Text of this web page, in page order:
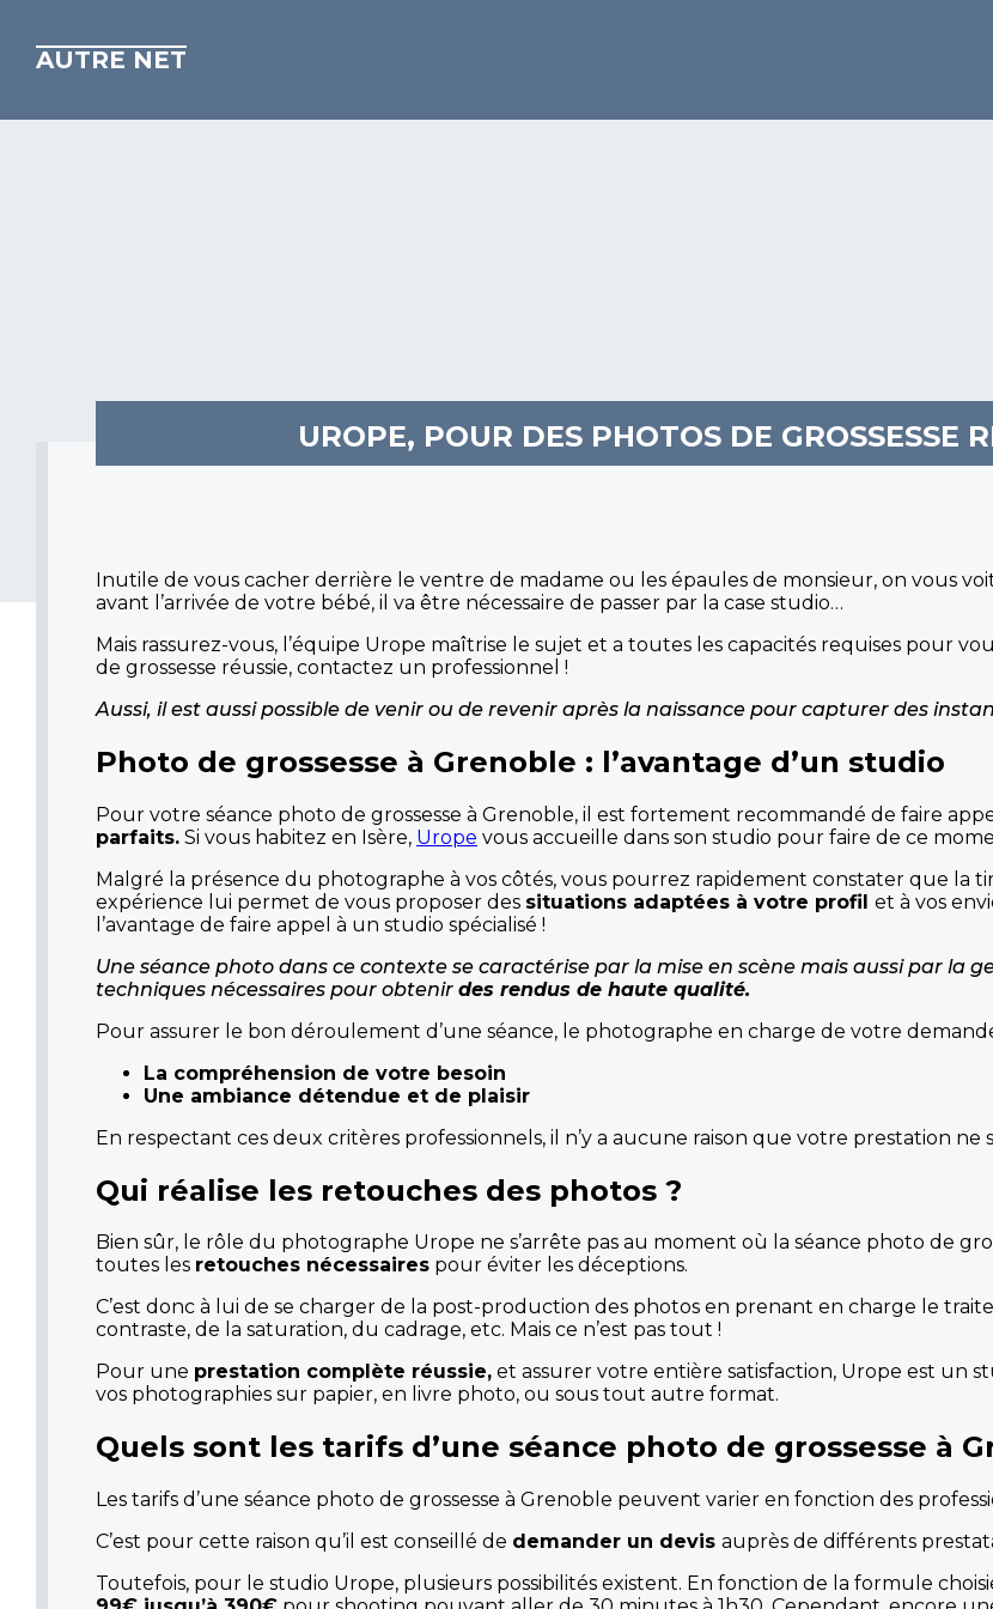
AUTRE NET
UROPE, POUR DES PHOTOS DE GROSSESSE
Inutile de vous cacher derrière le ventre de madame ou les épaules de monsieur, on vous
avant l’arrivée de votre bébé, il va être nécessaire de passer par la case studio…
Mais rassurez-vous, l’équipe Urope maîtrise le sujet et a toutes les capacités requises pour
de grossesse réussie, contactez un professionnel !
Aussi, il est aussi possible de venir ou de revenir après la naissance pour capturer des
Photo de grossesse à Grenoble : l’avantage d’un studio
Pour votre séance photo de grossesse à Grenoble, il est fortement recommandé de faire
parfaits. Si vous habitez en Isère, Urope vous accueille dans son studio pour faire de ce
Malgré la présence du photographe à vos côtés, vous pourrez rapidement constater que la
expérience lui permet de vous proposer des situations adaptées à votre profil et à vos
l’avantage de faire appel à un studio spécialisé !
Une séance photo dans ce contexte se caractérise par la mise en scène mais aussi par la
techniques nécessaires pour obtenir des rendus de haute qualité.
Pour assurer le bon déroulement d’une séance, le photographe en charge de votre
La compréhension de votre besoin
Une ambiance détendue et de plaisir
En respectant ces deux critères professionnels, il n’y a aucune raison que votre prestation ne
Qui réalise les retouches des photos ?
Bien sûr, le rôle du photographe Urope ne s’arrête pas au moment où la séance photo de
toutes les retouches nécessaires pour éviter les déceptions.
C’est donc à lui de se charger de la post-production des photos en prenant en charge le
contraste, de la saturation, du cadrage, etc. Mais ce n’est pas tout !
Pour une prestation complète réussie, et assurer votre entière satisfaction, Urope est un
vos photographies sur papier, en livre photo, ou sous tout autre format.
Quels sont les tarifs d’une séance photo de grossesse à
Les tarifs d’une séance photo de grossesse à Grenoble peuvent varier en fonction des
C’est pour cette raison qu’il est conseillé de demander un devis auprès de différents
Toutefois, pour le studio Urope, plusieurs possibilités existent. En fonction de la formule